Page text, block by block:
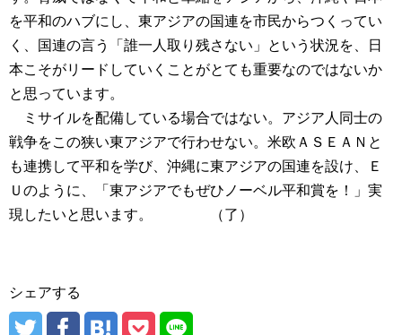
を平和のハブにし、東アジアの国連を市民からつくってい
く、国連の言う「誰一人取り残さない」という状況を、日
本こそがリードしていくことがとても重要なのではないか
と思っています。
ミサイルを配備している場合ではない。アジア人同士の
戦争をこの狭い東アジアで行わせない。米欧ＡＳＥＡＮと
も連携して平和を学び、沖縄に東アジアの国連を設け、Ｅ
Ｕのように、「東アジアでもぜひノーベル平和賞を！」実
現したいと思います。 （了）
シェアする